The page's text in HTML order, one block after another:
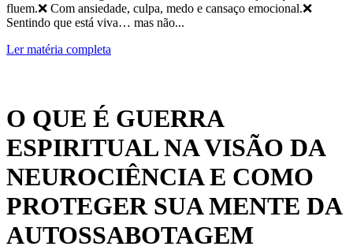
fluem.❌ Com ansiedade, culpa, medo e cansaço emocional.❌
Sentindo que está viva… mas não...
Ler matéria completa
O QUE É GUERRA
ESPIRITUAL NA VISÃO DA
NEUROCIÊNCIA E COMO
PROTEGER SUA MENTE DA
AUTOSSABOTAGEM